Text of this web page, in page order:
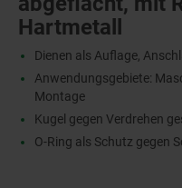
Hartmetall
Dienen als Auflage,
Anwendungsgebiete:
Montage
Kugel gegen Verdrehen
O-Ring als Schutz gegen